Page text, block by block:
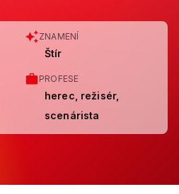
ZNAMENÍ
Štír
PROFESE
herec, režisér,
scenárista